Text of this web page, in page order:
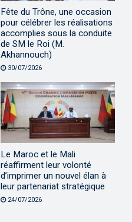
Fête du Trône, une occasion
pour célébrer les réalisations
accomplies sous la conduite
de SM le Roi (M.
Akhannouch)
30/07/2026
Le Maroc et le Mali
réaffirment leur volonté
d’imprimer un nouvel élan à
leur partenariat stratégique
24/07/2026